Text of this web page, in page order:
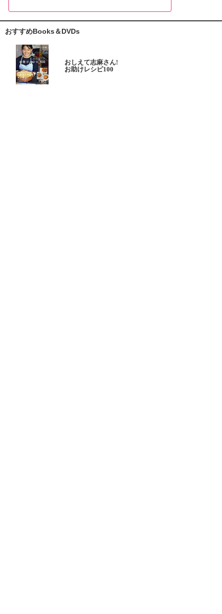
おすすめBooks＆DVDs
おしえて志麻さん!
お助けレシピ100